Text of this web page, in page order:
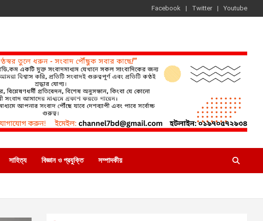
Facebook Twitter Youtube
সাহিত্য বিজ্ঞান ও প্রযুক্তি সম্পাদকীয়